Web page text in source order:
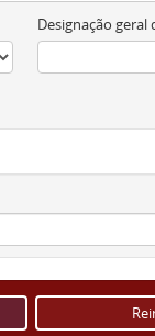
Designação